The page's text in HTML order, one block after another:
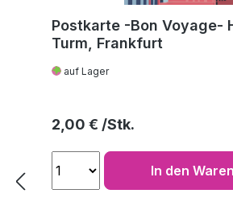
Postkarte -Bon Voyage-
Turm, Frankfurt
auf Lager
Regulärer Preis:
2,00 €
In den